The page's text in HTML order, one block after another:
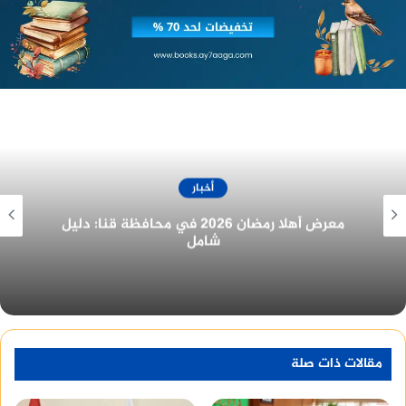
الرملية بمداخل ومصافي المحطة ، ووجه المحافظ
بتذليل العقبات أمام المشروع لسرعة نهوه وفق
التوقيتات الزمنية المحددة ، وأشار المحافظ إلى أن
جملة المشروعات المنفذة بقطاع الصرف الصحى بمركز
أخبار
غرفة المنيا التجارية تُهنئ الرئيس السيسي
بمناسبة الولاية الجديدة
مقالات ذات صلة